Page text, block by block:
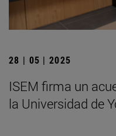
28 | 05 | 2025
ISEM firma un
la Universidad de